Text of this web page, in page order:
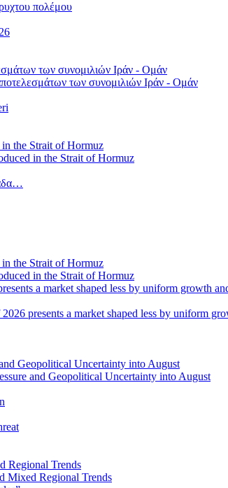
πολέμου
των συνομιλιών Ιράν - Ομάν
in the Strait of Hormuz
in the Strait of Hormuz
presents a market shaped less by uniform
and Geopolitical Uncertainty into August
Mixed Regional Trends